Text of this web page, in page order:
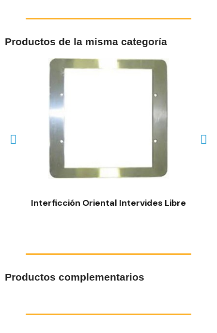
Productos de la misma categoría
VISTA RÁPIDA
Interficción Oriental Intervides Libre
Productos complementarios